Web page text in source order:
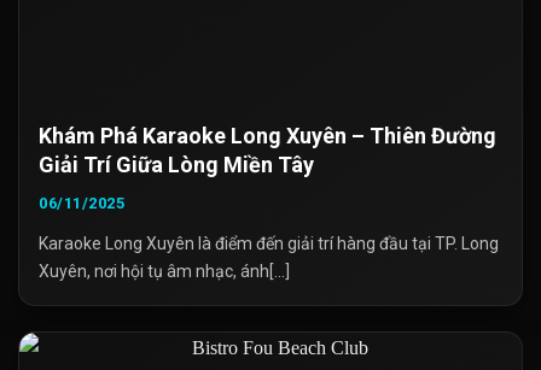
Khám Phá Karaoke Long Xuyên – Thiên Đường
Giải Trí Giữa Lòng Miền Tây
06/11/2025
Karaoke Long Xuyên là điểm đến giải trí hàng đầu tại TP. Long
Xuyên, nơi hội tụ âm nhạc, ánh[...]